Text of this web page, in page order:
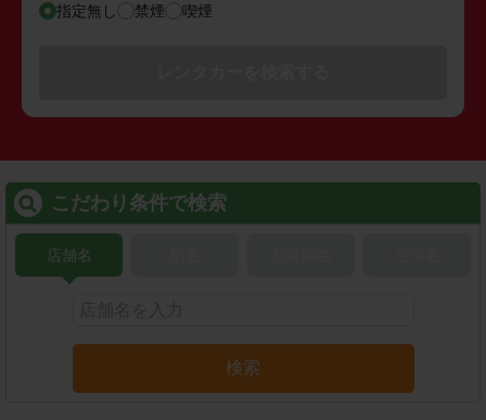
指定無し 禁煙 喫煙
こだわり条件で検索
店舗名
検索